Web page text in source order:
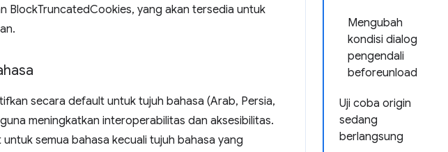
Mengubah
kondisi dialog
pengendali
beforeunload
Uji coba origin
sedang
berlangsung
BlockTruncatedCookies, yang akan tersedia untuk
secara default untuk tujuh bahasa (Arab, Persia,
meningkatkan interoperabilitas dan aksesibilitas.
semua bahasa kecuali tujuh bahasa yang